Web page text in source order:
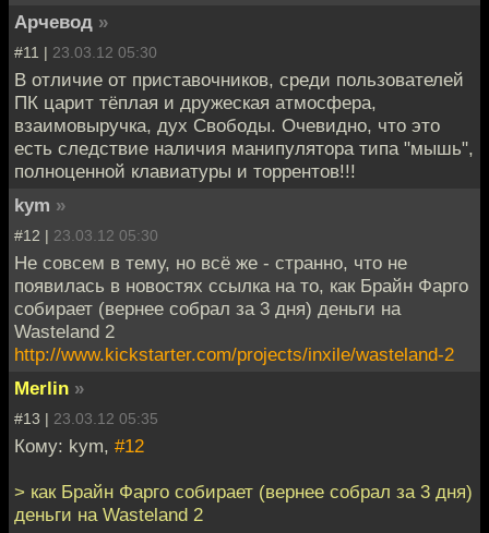
Арчевод »
#11 | 23.03.12 05:30
В отличие от приставочников, среди пользователей
ПК царит тёплая и дружеская атмосфера,
взаимовыручка, дух Свободы. Очевидно, что это
есть следствие наличия манипулятора типа "мышь",
полноценной клавиатуры и торрентов!!!
kym »
#12 | 23.03.12 05:30
Не совсем в тему, но всё же - странно, что не
появилась в новостях ссылка на то, как Брайн Фарго
собирает (вернее собрал за 3 дня) деньги на
Wasteland 2
http://www.kickstarter.com/projects/inxile/wasteland-2
Merlin »
#13 | 23.03.12 05:35
Кому: kym, #12
> как Брайн Фарго собирает (вернее собрал за 3 дня)
деньги на Wasteland 2